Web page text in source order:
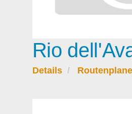
Rio
Details